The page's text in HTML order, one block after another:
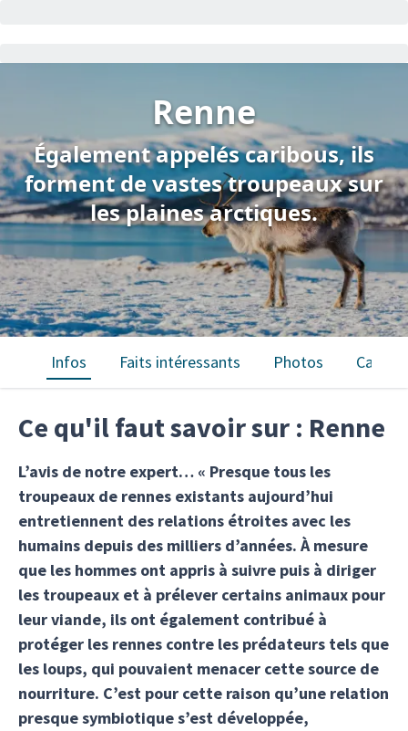
Renne
Également appelés caribous, ils
forment de vastes troupeaux sur
les plaines arctiques.
Infos Faits intéressants Photos Carte
Ce qu'il faut savoir sur : Renne
L’avis de notre expert… « Presque tous les
troupeaux de rennes existants aujourd’hui
entretiennent des relations étroites avec les
humains depuis des milliers d’années. À mesure
que les hommes ont appris à suivre puis à diriger
les troupeaux et à prélever certains animaux pour
leur viande, ils ont également contribué à
protéger les rennes contre les prédateurs tels que
les loups, qui pouvaient menacer cette source de
nourriture. C’est pour cette raison qu’une relation
presque symbiotique s’est développée,